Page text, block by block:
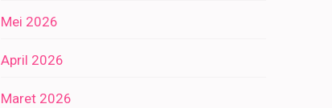
Mei 2026
April 2026
Maret 2026